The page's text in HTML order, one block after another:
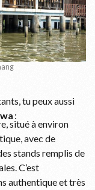
tu peux aussi
:
situé à environ
avec de
stands remplis de
C’est
authentique et très